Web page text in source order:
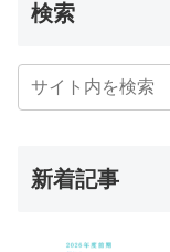
検索
新着記事